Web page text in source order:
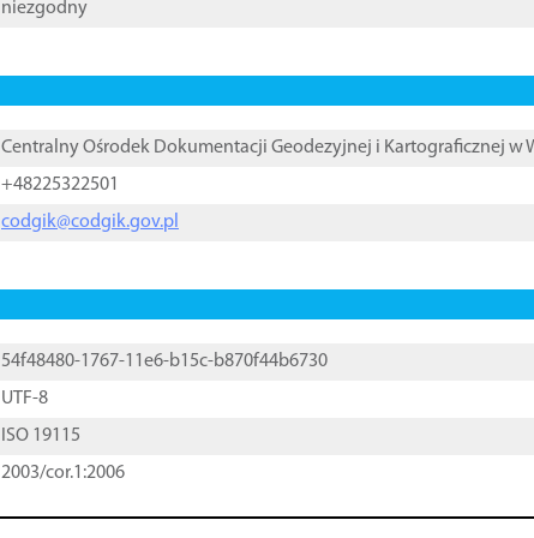
niezgodny
Centralny Ośrodek Dokumentacji Geodezyjnej i Kartograficznej w
+48225322501
codgik@codgik.gov.pl
54f48480-1767-11e6-b15c-b870f44b6730
UTF-8
ISO 19115
2003/cor.1:2006